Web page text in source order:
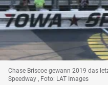
Chase Briscoe gewann 2019 das
Speedway , Foto: LAT Images